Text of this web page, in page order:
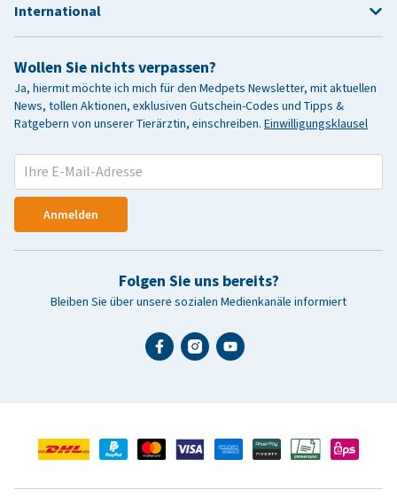
Wollen Sie nichts verpassen?
Ja, hiermit möchte ich mich für den Medpets Newsletter, mit aktuellen
News, tollen Aktionen, exklusiven Gutschein-Codes und Tipps &
Ratgebern von unserer Tierärztin, einschreiben. Einwilligungsklausel
Anmelden
Folgen Sie uns bereits?
Bleiben Sie über unsere sozialen Medienkanäle informiert
International